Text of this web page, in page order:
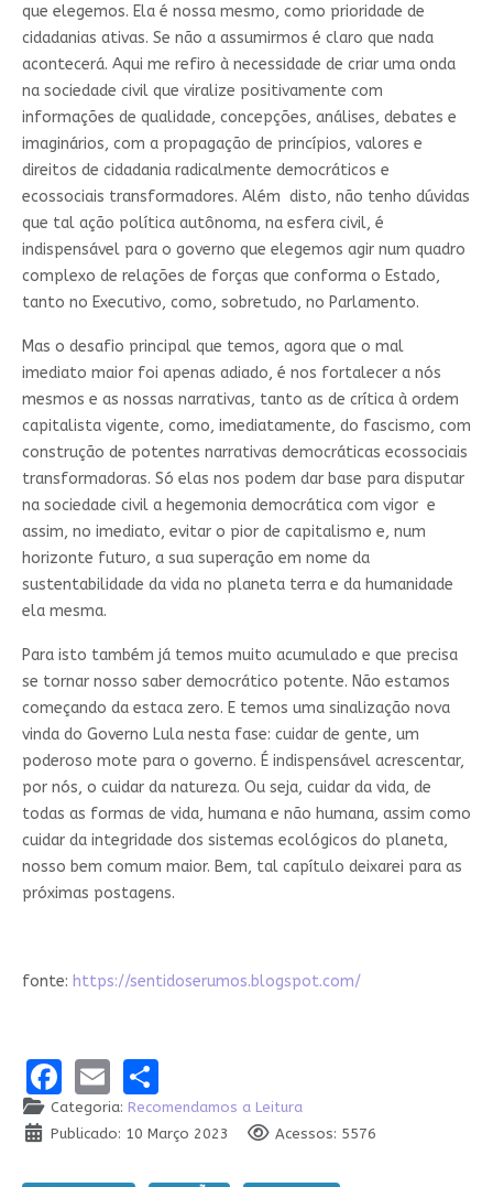
que elegemos. Ela é nossa mesmo, como prioridade de
cidadanias ativas. Se não a assumirmos é claro que nada
acontecerá. Aqui me refiro à necessidade de criar uma onda
na sociedade civil que viralize positivamente com
informações de qualidade, concepções, análises, debates e
imaginários, com a propagação de princípios, valores e
direitos de cidadania radicalmente democráticos e
ecossociais transformadores. Além disto, não tenho dúvidas
que tal ação política autônoma, na esfera civil, é
indispensável para o governo que elegemos agir num quadro
complexo de relações de forças que conforma o Estado,
tanto no Executivo, como, sobretudo, no Parlamento.
Mas o desafio principal que temos, agora que o mal
imediato maior foi apenas adiado, é nos fortalecer a nós
mesmos e as nossas narrativas, tanto as de crítica à ordem
capitalista vigente, como, imediatamente, do fascismo, com
construção de potentes narrativas democráticas ecossociais
transformadoras. Só elas nos podem dar base para disputar
na sociedade civil a hegemonia democrática com vigor e
assim, no imediato, evitar o pior de capitalismo e, num
horizonte futuro, a sua superação em nome da
sustentabilidade da vida no planeta terra e da humanidade
ela mesma.
Para isto também já temos muito acumulado e que precisa
se tornar nosso saber democrático potente. Não estamos
começando da estaca zero. E temos uma sinalização nova
vinda do Governo Lula nesta fase: cuidar de gente, um
poderoso mote para o governo. É indispensável acrescentar,
por nós, o cuidar da natureza. Ou seja, cuidar da vida, de
todas as formas de vida, humana e não humana, assim como
cuidar da integridade dos sistemas ecológicos do planeta,
nosso bem comum maior. Bem, tal capítulo deixarei para as
próximas postagens.
fonte: https://sentidoserumos.blogspot.com/
Facebook
EmailShare
Categoria: Recomendamos a Leitura
Publicado: 10 Março 2023
Acessos: 5576